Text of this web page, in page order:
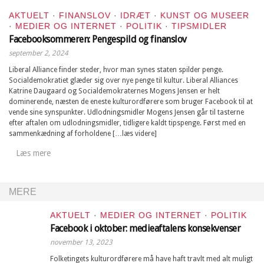
AKTUELT · FINANSLOV · IDRÆT · KUNST OG MUSEER
· MEDIER OG INTERNET · POLITIK · TIPSMIDLER
Facebooksommeren: Pengespild og finanslov
september 2, 2024
Liberal Alliance finder steder, hvor man synes staten spilder penge.
Socialdemokratiet glæder sig over nye penge til kultur. Liberal Alliances
Katrine Daugaard og Socialdemokraternes Mogens Jensen er helt
dominerende, næsten de eneste kulturordførere som bruger Facebook til at
vende sine synspunkter. Udlodningsmidler Mogens Jensen går til tasterne
efter aftalen om udlodningsmidler, tidligere kaldt tipspenge. Først med en
sammenkædning af forholdene […læs videre]
Læs mere
MERE
AKTUELT · MEDIER OG INTERNET · POLITIK
Facebook i oktober: medieaftalens konsekvenser
november 13, 2023
Folketingets kulturordførere må have haft travlt med alt muligt